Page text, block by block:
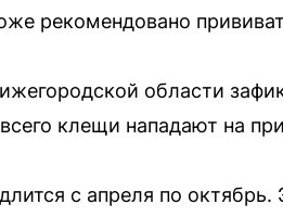
рекомендовано
области
клещи нападают на
с апреля по октябрь.